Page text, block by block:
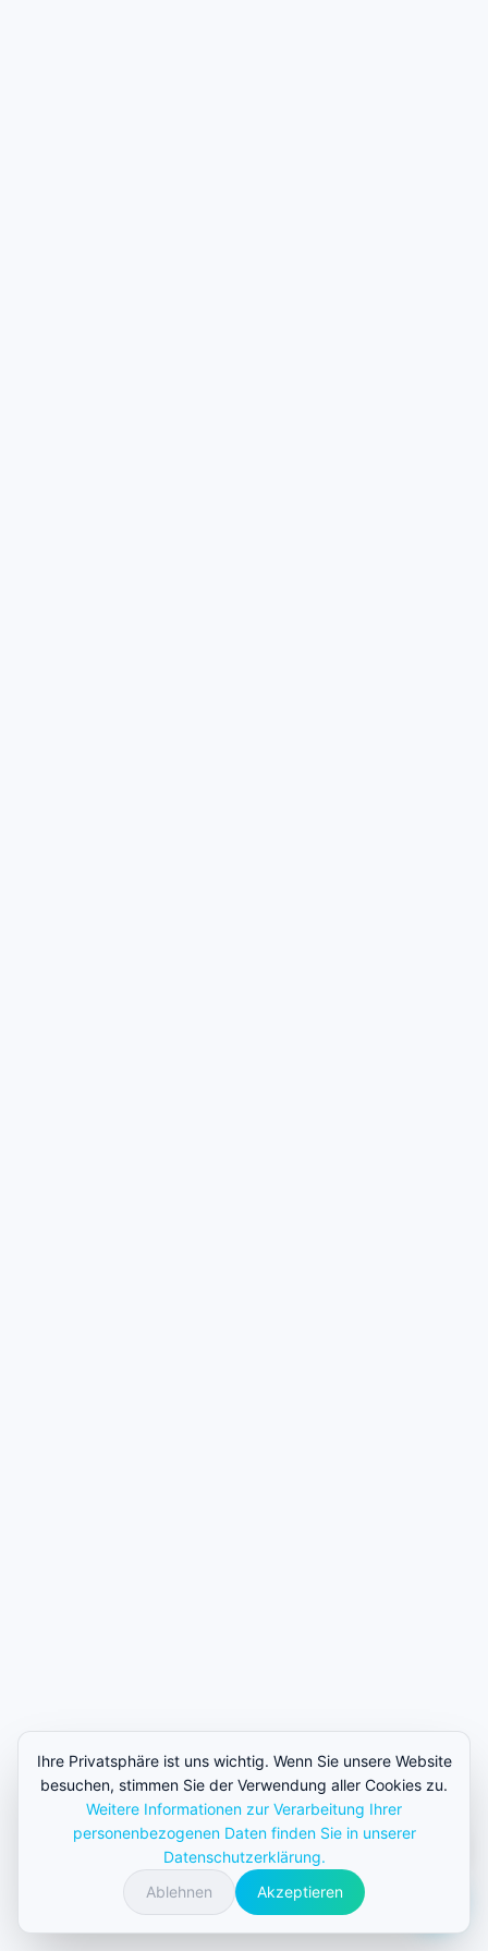
Scrollen
Ihre Privatsphäre ist uns wichtig. Wenn Sie unsere Website
besuchen, stimmen Sie der Verwendung aller Cookies zu.
Weitere Informationen zur Verarbeitung Ihrer
personenbezogenen Daten finden Sie in unserer
Datenschutzerklärung.
Ablehnen
Akzeptieren